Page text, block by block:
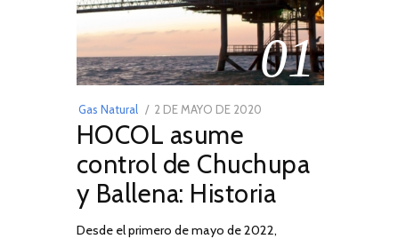
01
Gas Natural
POSTED
ON
2 DE MAYO DE 2020
DE
2026
HOCOL asume
control de Chuchupa
y Ballena: Historia
Desde el primero de mayo de 2022,